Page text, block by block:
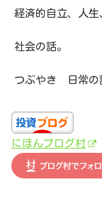
経済的自立、人生
社会の話。
つぶやき 日常の
にほんブログ村